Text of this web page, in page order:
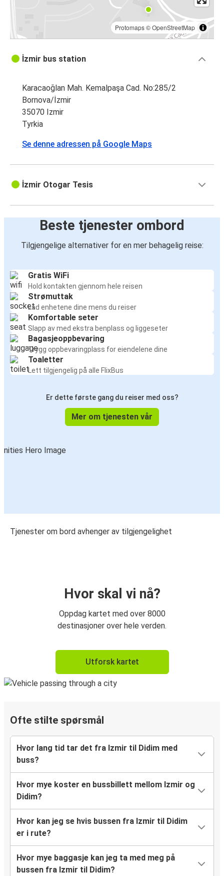
Protomaps©OpenStreetMap
İzmir bus station
Karacaoğlan Mah. Kemalpaşa Cad. No:285/2
Bornova/İzmir
35070 Izmir
Tyrkia
Se denne adressen på Google Maps
İzmir Otogar Tesis
Beste tjenester ombord
Tilgjengelige alternativer for en mer behagelig reise:
Gratis WiFi
Hold kontakten gjennom hele reisen
Strømuttak
Lad enhetene dine mens du reiser
Komfortable seter
Slapp av med ekstra benplass og liggeseter
Bagasjeoppbevaring
Trygg oppbevaringplass for eiendelene dine
Toaletter
Lett tilgjengelig på alle FlixBus
Er dette første gang du reiser med oss?
Mer om tjenesten vår
Tjenester om bord avhenger av tilgjengelighet
Hvor skal vi nå?
Oppdag kartet med over 8000
destinasjoner over hele verden.
Utforsk kartet
Ofte stilte spørsmål
Hvor lang tid tar det fra Izmir til Didim med
buss?
Hvor mye koster en bussbillett mellom Izmir og
Didim?
Hvor kan jeg se hvis bussen fra Izmir til Didim
er i rute?
Hvor mye baggasje kan jeg ta med meg på
bussen fra Izmir til Didim?